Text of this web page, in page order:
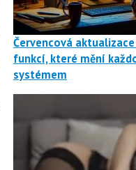
Červencová
funkcí, které mění
systémem